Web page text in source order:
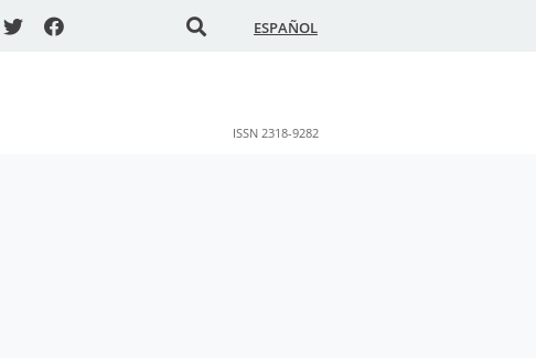
ESPAÑOL
ISSN 2318-9282